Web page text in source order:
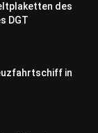
des
DGT
in